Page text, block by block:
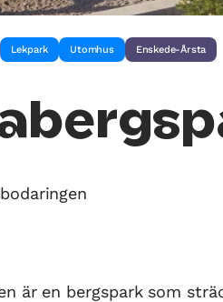
Lekpark Utomhus Enskede-Årsta
är en bergspark som